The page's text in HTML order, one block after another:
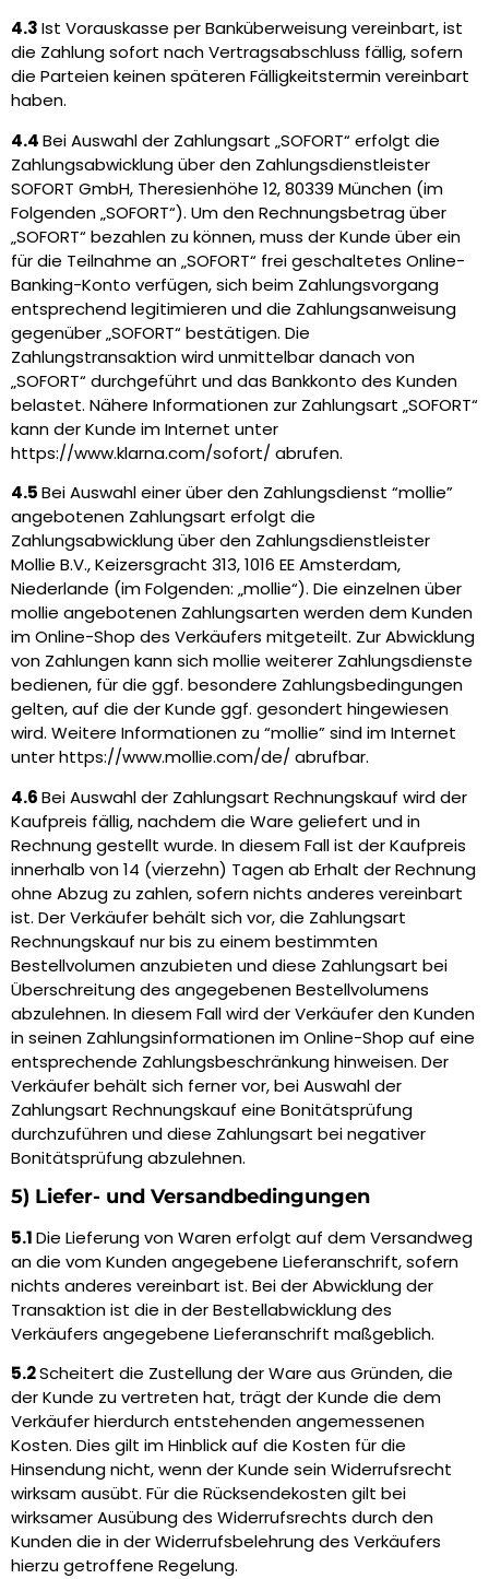
4.3Ist Vorauskasse per Banküberweisung vereinbart, ist
die Zahlung sofort nach Vertragsabschluss fällig, sofern
die Parteien keinen späteren Fälligkeitstermin vereinbart
haben.
4.4Bei Auswahl der Zahlungsart „SOFORT“ erfolgt die
Zahlungsabwicklung über den Zahlungsdienstleister
SOFORT GmbH, Theresienhöhe 12, 80339 München (im
Folgenden „SOFORT“). Um den Rechnungsbetrag über
„SOFORT“ bezahlen zu können, muss der Kunde über ein
für die Teilnahme an „SOFORT“ frei geschaltetes Online-
Banking-Konto verfügen, sich beim Zahlungsvorgang
entsprechend legitimieren und die Zahlungsanweisung
gegenüber „SOFORT“ bestätigen. Die
Zahlungstransaktion wird unmittelbar danach von
„SOFORT“ durchgeführt und das Bankkonto des Kunden
belastet. Nähere Informationen zur Zahlungsart „SOFORT“
kann der Kunde im Internet unter
https://www.klarna.com/sofort/ abrufen.
4.5Bei Auswahl einer über den Zahlungsdienst “mollie”
angebotenen Zahlungsart erfolgt die
Zahlungsabwicklung über den Zahlungsdienstleister
Mollie B.V., Keizersgracht 313, 1016 EE Amsterdam,
Niederlande (im Folgenden: „mollie“). Die einzelnen über
mollie angebotenen Zahlungsarten werden dem Kunden
im Online-Shop des Verkäufers mitgeteilt. Zur Abwicklung
von Zahlungen kann sich mollie weiterer Zahlungsdienste
bedienen, für die ggf. besondere Zahlungsbedingungen
gelten, auf die der Kunde ggf. gesondert hingewiesen
wird. Weitere Informationen zu “mollie” sind im Internet
unter https://www.mollie.com/de/ abrufbar.
4.6Bei Auswahl der Zahlungsart Rechnungskauf wird der
Kaufpreis fällig, nachdem die Ware geliefert und in
Rechnung gestellt wurde. In diesem Fall ist der Kaufpreis
innerhalb von 14 (vierzehn) Tagen ab Erhalt der Rechnung
ohne Abzug zu zahlen, sofern nichts anderes vereinbart
ist. Der Verkäufer behält sich vor, die Zahlungsart
Rechnungskauf nur bis zu einem bestimmten
Bestellvolumen anzubieten und diese Zahlungsart bei
Überschreitung des angegebenen Bestellvolumens
abzulehnen. In diesem Fall wird der Verkäufer den Kunden
in seinen Zahlungsinformationen im Online-Shop auf eine
entsprechende Zahlungsbeschränkung hinweisen. Der
Verkäufer behält sich ferner vor, bei Auswahl der
Zahlungsart Rechnungskauf eine Bonitätsprüfung
durchzuführen und diese Zahlungsart bei negativer
Bonitätsprüfung abzulehnen.
5) Liefer- und Versandbedingungen
5.1Die Lieferung von Waren erfolgt auf dem Versandweg
an die vom Kunden angegebene Lieferanschrift, sofern
nichts anderes vereinbart ist. Bei der Abwicklung der
Transaktion ist die in der Bestellabwicklung des
Verkäufers angegebene Lieferanschrift maßgeblich.
5.2Scheitert die Zustellung der Ware aus Gründen, die
der Kunde zu vertreten hat, trägt der Kunde die dem
Verkäufer hierdurch entstehenden angemessenen
Kosten. Dies gilt im Hinblick auf die Kosten für die
Hinsendung nicht, wenn der Kunde sein Widerrufsrecht
wirksam ausübt. Für die Rücksendekosten gilt bei
wirksamer Ausübung des Widerrufsrechts durch den
Kunden die in der Widerrufsbelehrung des Verkäufers
hierzu getroffene Regelung.